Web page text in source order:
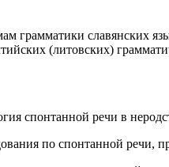
грамматики славянских
(литовских)
спонтанной речи в
по спонтанной речи,